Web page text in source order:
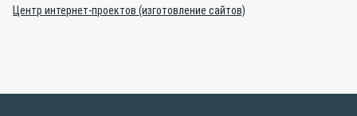
Центр интернет-проектов (изготовление сайтов)